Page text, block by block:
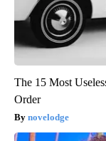
The 15 Most
Order
novelodge